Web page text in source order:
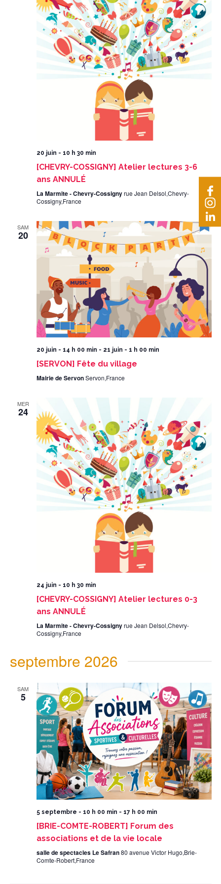
20 juin - 10 h 30 min
[CHEVRY-COSSIGNY] Atelier lectures 3-6
ans ANNULÉ
La Marmite - Chevry-Cossignyrue Jean Delsol,Chevry-
Cossigny,France
SAM
20
20 juin - 14 h 00 min - 21 juin - 1 h 00 min
[SERVON] Fête du village
Mairie de ServonServon,France
MER
24
24 juin - 10 h 30 min
[CHEVRY-COSSIGNY] Atelier lectures 0-3
ans ANNULÉ
La Marmite - Chevry-Cossignyrue Jean Delsol,Chevry-
Cossigny,France
septembre 2026
SAM
5
5 septembre - 10 h 00 min - 17 h 00 min
[BRIE-COMTE-ROBERT] Forum des
associations et de la vie locale
salle de spectacles Le Safran80 avenue Victor Hugo,Brie-
Comte-Robert,France